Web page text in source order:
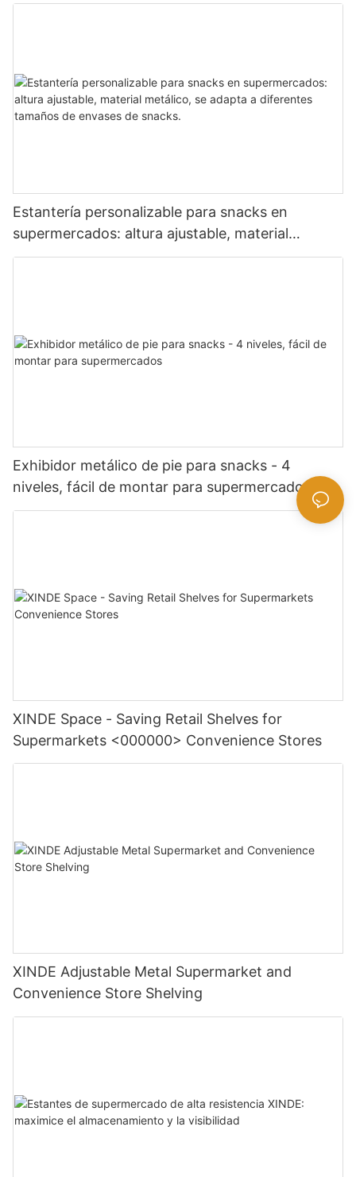
Estantería personalizable para snacks en
supermercados: altura ajustable, material
metálico, se adapta a diferentes tamaños de
Exhibidor metálico de pie para snacks - 4
niveles, fácil de montar para supermercados
XINDE Space - Saving Retail Shelves for
Supermarkets <000000> Convenience Stores
XINDE Adjustable Metal Supermarket and
Convenience Store Shelving